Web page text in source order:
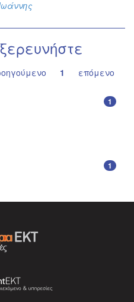
1 επόμενο
1
1